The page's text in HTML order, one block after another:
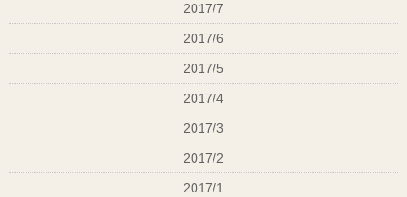
2017/7
2017/6
2017/5
2017/4
2017/3
2017/2
2017/1